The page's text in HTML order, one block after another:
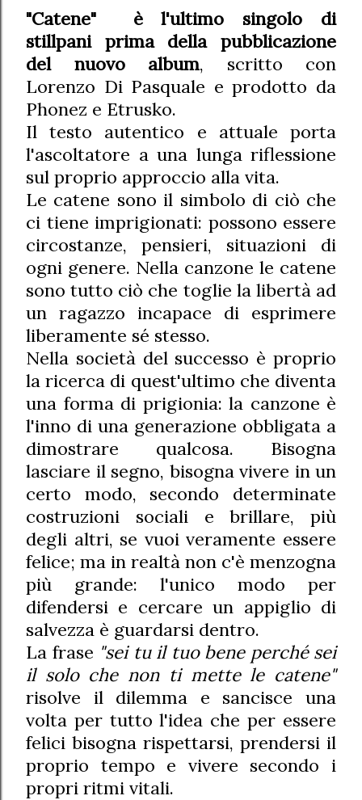
"Catene" è l'ultimo singolo di
stillpani prima della pubblicazione
del nuovo album, scritto con
Lorenzo Di Pasquale e prodotto da
Phonez e Etrusko.
Il testo autentico e attuale porta
l'ascoltatore a una lunga riflessione
sul proprio approccio alla vita.
Le catene sono il simbolo di ciò che
ci tiene imprigionati: possono essere
circostanze, pensieri, situazioni di
ogni genere. Nella canzone le catene
sono tutto ciò che toglie la libertà ad
un ragazzo incapace di esprimere
liberamente sé stesso.
Nella società del successo è proprio
la ricerca di quest'ultimo che diventa
una forma di prigionia: la canzone è
l'inno di una generazione obbligata a
dimostrare qualcosa. Bisogna
lasciare il segno, bisogna vivere in un
certo modo, secondo determinate
costruzioni sociali e brillare, più
degli altri, se vuoi veramente essere
felice; ma in realtà non c'è menzogna
più grande: l'unico modo per
difendersi e cercare un appiglio di
salvezza è guardarsi dentro.
La frase "sei tu il tuo bene perché sei
il solo che non ti mette le catene"
risolve il dilemma e sancisce una
volta per tutto l'idea che per essere
felici bisogna rispettarsi, prendersi il
proprio tempo e vivere secondo i
propri ritmi vitali.